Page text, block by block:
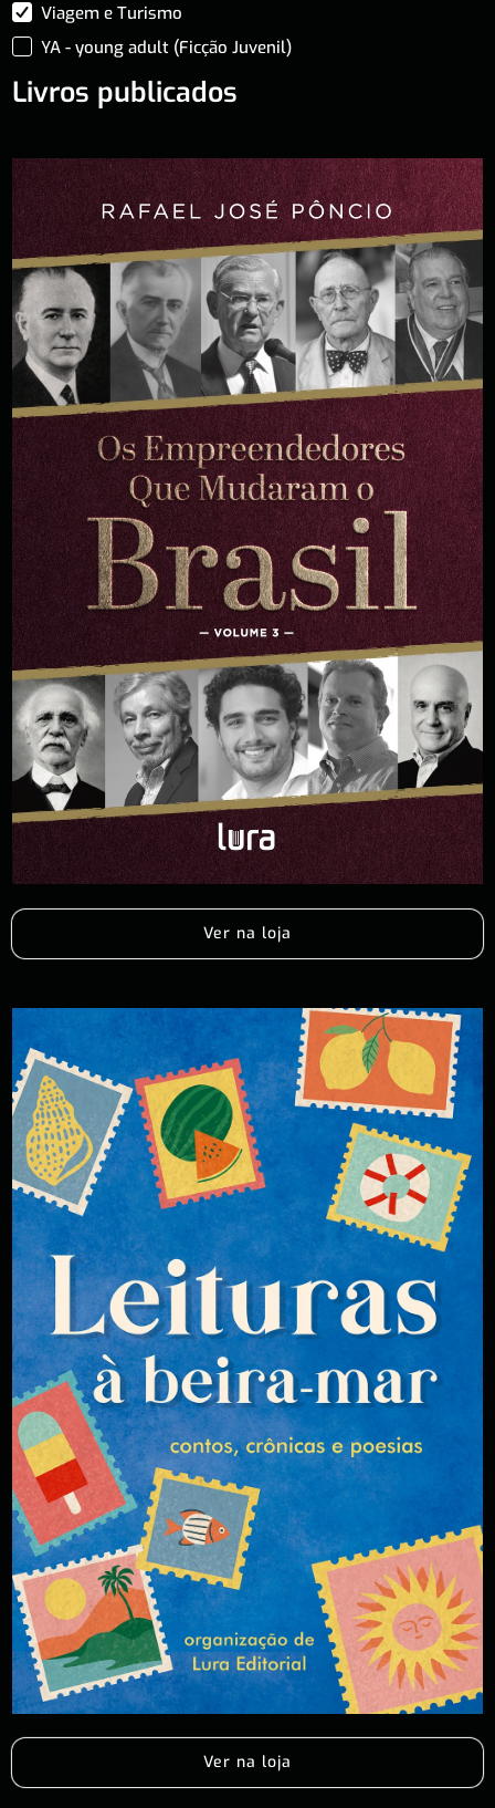
Viagem e Turismo
YA - young adult (Ficção Juvenil)
Livros publicados
Ver na loja
Ver na loja